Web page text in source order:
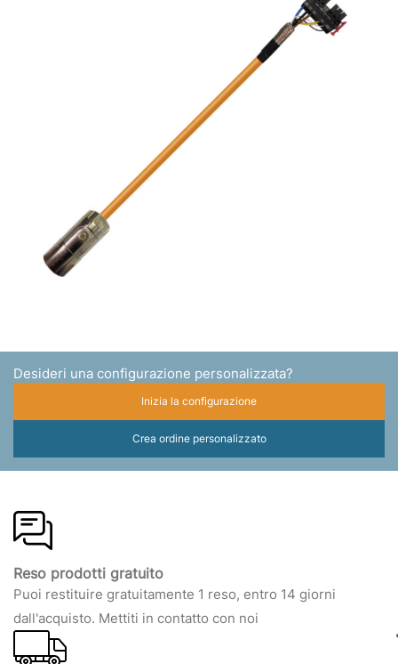
Desideri una configurazione personalizzata?
Inizia la configurazione
Crea ordine personalizzato
Reso prodotti gratuito
Puoi restituire gratuitamente 1 reso, entro 14 giorni
dall'acquisto. Mettiti in contatto con noi